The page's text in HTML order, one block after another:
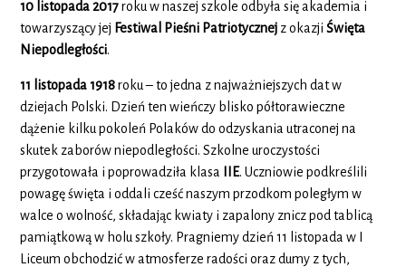
10 listopada 2017roku w naszej szkole odbyła się akademia i
towarzyszący jej Festiwal Pieśni Patriotycznej z okazjiŚwięta
Niepodległości.
11 listopada 1918roku – to jedna z najważniejszych dat w
dziejach Polski. Dzień ten wieńczy blisko półtorawieczne
dążenie kilku pokoleń Polaków do odzyskania utraconej na
skutek zaborów niepodległości. Szkolne uroczystości
przygotowała i poprowadziła klasa IIE. Uczniowie podkreślili
powagę święta i oddali cześć naszym przodkom poległym w
walce o wolność, składając kwiaty i zapalony znicz pod tablicą
pamiątkową w holu szkoły. Pragniemy dzień 11 listopada w I
Liceum obchodzić w atmosferze radości oraz dumy z tych,